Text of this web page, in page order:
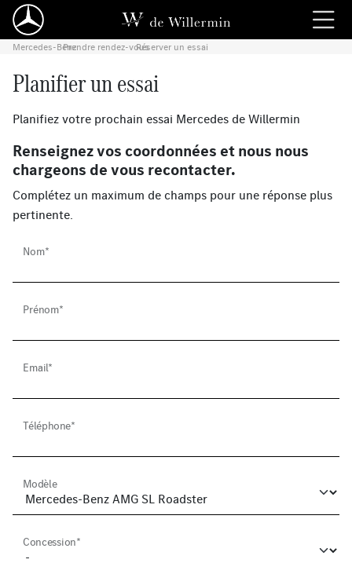
Mercedes-Benz
›
Prendre rendez-vous
›
Réserver un essai
Planifier un essai
Planifiez votre prochain essai Mercedes de Willermin
Renseignez vos coordonnées et nous nous
chargeons de vous recontacter.
Complétez un maximum de champs pour une réponse plus
pertinente.
Nom*
Prénom*
Email*
Téléphone*
Modèle
Concession*